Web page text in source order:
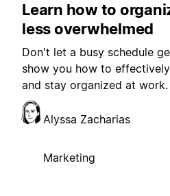
Learn how to
less overwhelmed
Don't let a busy schedule
show you how to
and stay organized at work.
Alyssa Zacharias
Marketing